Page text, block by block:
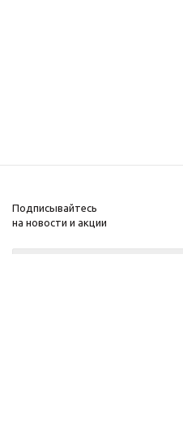
Подписывайтесь
на новости и акции